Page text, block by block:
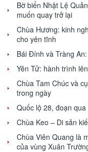
Bờ biển Nhật Lệ
muốn quay trở lại
Chùa Hương: kinh
cho yên tĩnh
Bái Đính và Tràng
Yên Tử: hành trình
Chùa Tam Chúc và
trong ngày
Quốc lộ 28, đoạn
Chùa Keo – Di sản
Chùa Viên Quang là
của vùng Xuân